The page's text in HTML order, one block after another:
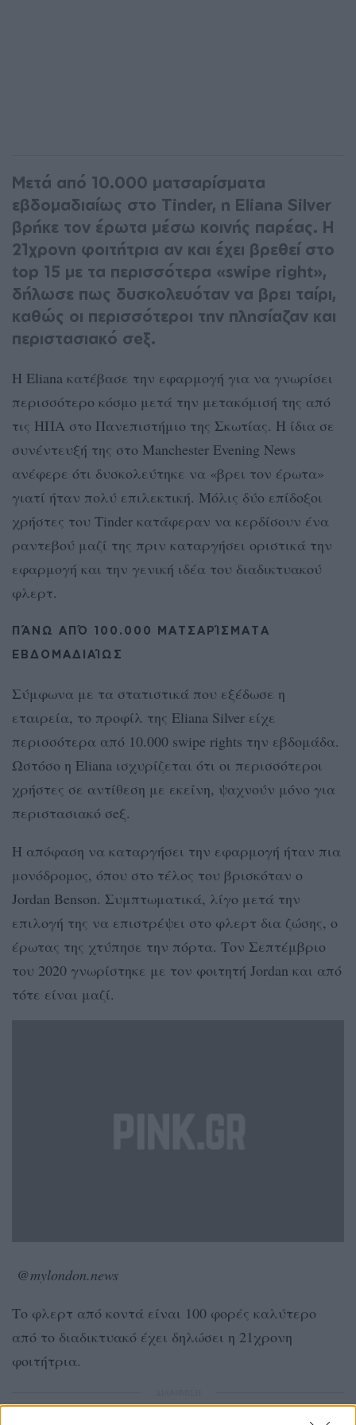
Μετά από 10.000 ματσαρίσματα
εβδομαδιαίως στο Tinder, η Eliana Silver
βρήκε τον έρωτα μέσω κοινής παρέας. Η
21χρονη φοιτήτρια αν και έχει βρεθεί στο
top 15 με τα περισσότερα «swipe right»,
δήλωσε πως δυσκολευόταν να βρει ταίρι,
καθώς οι περισσότεροι την πλησίαζαν και
περιστασιακό σeξ.
Η Eliana κατέβασε την εφαρμογή για να γνωρίσει
περισσότερο κόσμο μετά την μετακόμισή της από
τις ΗΠΑ στο Πανεπιστήμιο της Σκωτίας. Η ίδια σε
συνέντευξή της στο Manchester Evening News
ανέφερε ότι δυσκολεύτηκε να «βρει τον έρωτα»
γιατί ήταν πολύ επιλεκτική. Μόλις δύο επίδοξοι
χρήστες του Tinder κατάφεραν να κερδίσουν ένα
ραντεβού μαζί της πριν καταργήσει οριστικά την
εφαρμογή και την γενική ιδέα του διαδικτυακού
φλερτ.
ΠΆΝΩ ΑΠΌ 100.000 ΜΑΤΣΑΡΊΣΜΑΤΑ
ΕΒΔΟΜΑΔΙΑΊΩΣ
Σύμφωνα με τα στατιστικά που εξέδωσε η
εταιρεία, το προφίλ της Eliana Silver είχε
περισσότερα από 10.000 swipe rights την εβδομάδα.
Ωστόσο η Eliana ισχυρίζεται ότι οι περισσότεροι
χρήστες σε αντίθεση με εκείνη, ψαχνούν μόνο για
περιστασιακό σeξ.
Η απόφαση να καταργήσει την εφαρμογή ήταν πια
μονόδρομος, όπου στο τέλος του βρισκόταν ο
Jordan Benson. Συμπτωματικά, λίγο μετά την
επιλογή της να επιστρέψει στο φλερτ δια ζώσης, ο
έρωτας της χτύπησε την πόρτα. Τον Σεπτέμβριο
του 2020 γνωρίστηκε με τον φοιτητή Jordan και από
τότε είναι μαζί.
@mylondon.news
Το φλερτ από κοντά είναι 100 φορές καλύτερο
από το διαδικτυακό έχει δηλώσει η 21χρονη
φοιτήτρια.